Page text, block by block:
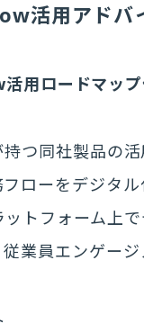
活用アドバ
用ロードマップ
つ同社製品の
ローをデジタ
ットフォーム上
業員エンゲー